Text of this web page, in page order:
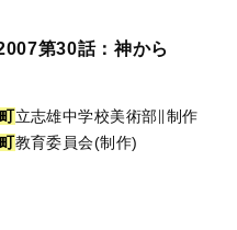
第30話：神から
町立志雄中学校美術部∥制作
町教育委員会(制作)